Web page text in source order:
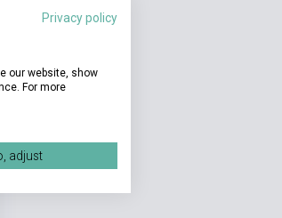
Privacy policy
our website, show
For more
adjust